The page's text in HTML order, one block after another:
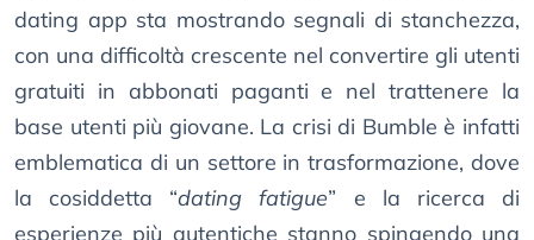
dating app sta mostrando segnali di stanchezza,
con una difficoltà crescente nel convertire gli utenti
gratuiti in abbonati paganti e nel trattenere la
base utenti più giovane. La crisi di Bumble è infatti
emblematica di un settore in trasformazione, dove
la cosiddetta “dating fatigue” e la ricerca di
esperienze più autentiche stanno spingendo una